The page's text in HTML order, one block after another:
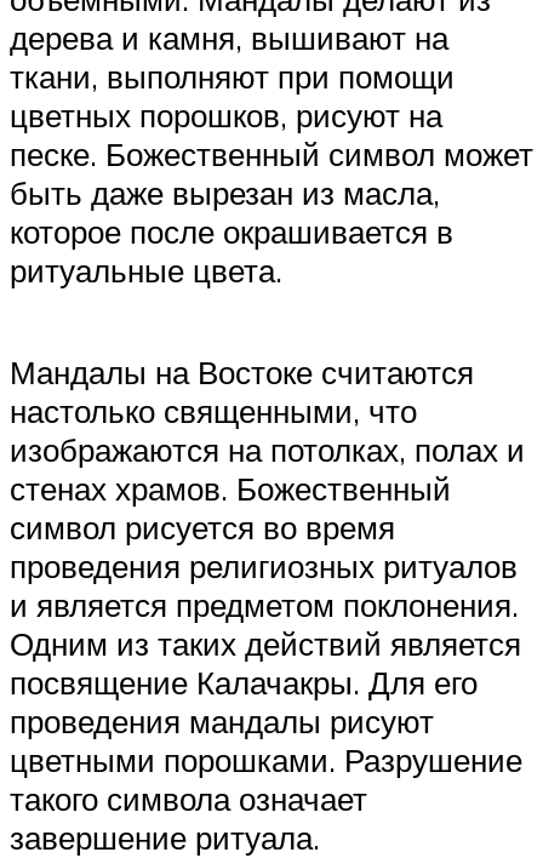
дерева и камня, вышивают на
ткани, выполняют при помощи
цветных порошков, рисуют на
песке. Божественный символ может
быть даже вырезан из масла,
которое после окрашивается в
ритуальные цвета.
Мандалы на Востоке считаются
настолько священными, что
изображаются на потолках, полах и
стенах храмов. Божественный
символ рисуется во время
проведения религиозных ритуалов
и является предметом поклонения.
Одним из таких действий является
посвящение Калачакры. Для его
проведения мандалы рисуют
цветными порошками. Разрушение
такого символа означает
завершение ритуала.